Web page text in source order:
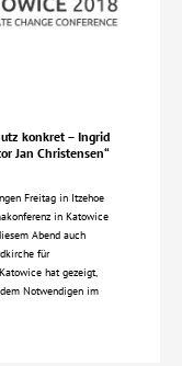
konkret – Ingrid
Jan Christensen“
Freitag in Itzehoe
in Katowice
Abend auch
für
hat gezeigt,
Notwendigen im